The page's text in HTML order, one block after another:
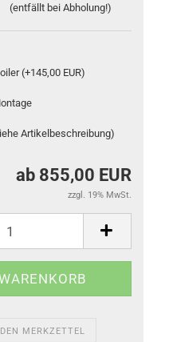
(entfällt bei Abholung!)
(+145,00 EUR)
Artikelbeschreibung)
ab 855,00 EUR
zzgl. 19% MwSt.
MERKZETTEL